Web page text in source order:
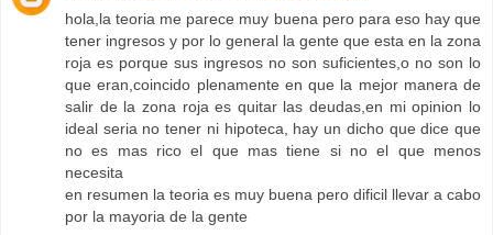
hola,la teoria me parece muy buena pero para eso hay que
tener ingresos y por lo general la gente que esta en la zona
roja es porque sus ingresos no son suficientes,o no son lo
que eran,coincido plenamente en que la mejor manera de
salir de la zona roja es quitar las deudas,en mi opinion lo
ideal seria no tener ni hipoteca, hay un dicho que dice que
no es mas rico el que mas tiene si no el que menos
necesita
en resumen la teoria es muy buena pero dificil llevar a cabo
por la mayoria de la gente